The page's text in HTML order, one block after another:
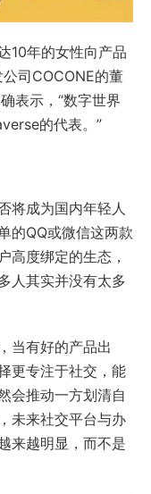
10年的女性向产品
司COCONE的董
表示，“数字世界
的代表。”
将成为国内年轻人
的QQ或微信这两款
高度绑定的生态，
人其实并没有太多
当有好的产品出
更专注于社交，能
会推动一方划清自
未来社交平台与办
来越明显，而不是